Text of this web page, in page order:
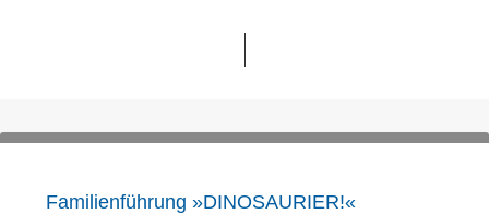
Familienführung »DINOSAURIER!«